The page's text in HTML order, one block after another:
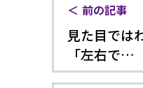
前の記事
見た目では
「左右で…